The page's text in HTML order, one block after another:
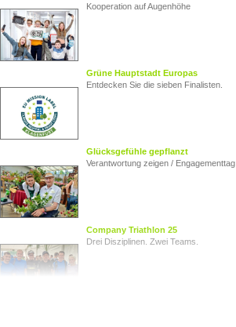
Kooperation auf Augenhöhe
Grüne Hauptstadt Europas
Entdecken Sie die sieben Finalisten.
Glücksgefühle gepflanzt
Verantwortung zeigen / Engagementtag
Company Triathlon 25
Drei Disziplinen. Zwei Teams.